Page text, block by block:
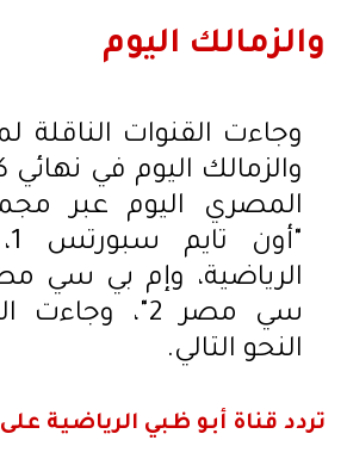
والزمالك اليوم
وجاءت القنوات الناقلة
والزمالك اليوم في
المصري اليوم عبر
سي مصر 2"،
النحو التالي.
تردد قناة أبو ظبي الرياضية